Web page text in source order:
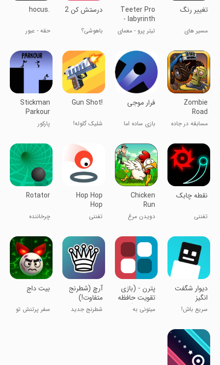
تغییر رنگ
مسیر های
Teeter Pro
- labyrinth
maze
تیتر پرو - معمای
درستش کن 2
باهوشی؟
hocus.
حقه - عبور
سطوح
Zombie
Road
Racing
مسابقه در جاده
فرار موجی
بازی ساده اما
Gun Shot!
شلیک گلوله!
Stickman
Parkour
Platform:
Epi
پارکور
حماسی
نقطه چابک
تفننی
Chicken
Run
دویدن مرغ
Hop Hop
Hop
تفننی
Rotator
چرخاننده
دیوار شگفت
انگیز
سریع باش!
پترن - (بازی
تقویت حافظه
تصویری)
میتونی به
‏آرچ (شطرنج
متفاوت!)
شطرنج جدید
‏‏‏‏‏بیت داج
سفر پرتنش تو